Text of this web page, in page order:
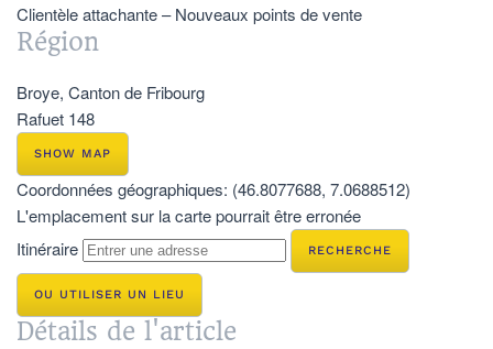
Clientèle attachante – Nouveaux points de vente
Région
Broye, Canton de Fribourg
Rafuet 148
SHOW MAP
Coordonnées géographiques: (46.8077688, 7.0688512)
L'emplacement sur la carte pourrait être erronée
Itinéraire
OU UTILISER UN LIEU
Détails de l'article